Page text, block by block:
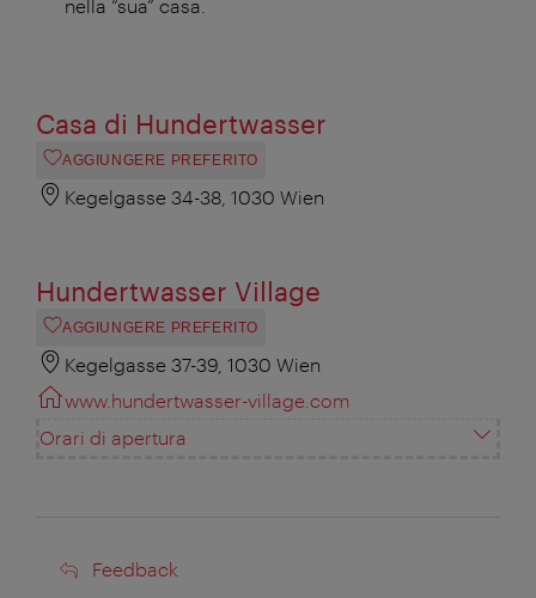
nella “sua” casa.
Casa di Hundertwasser
AGGIUNGERE PREFERITO
Kegelgasse 34-38, 1030 Wien
Hundertwasser Village
AGGIUNGERE PREFERITO
Kegelgasse 37-39, 1030 Wien
www.hundertwasser-village.com
Orari di apertura
Feedback
Feedback